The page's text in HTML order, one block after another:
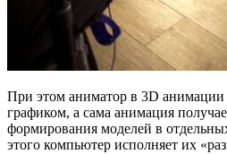
При этом аниматор в 3D анимации
графиком, а сама анимация
формирования моделей в
этого компьютер исполняет их